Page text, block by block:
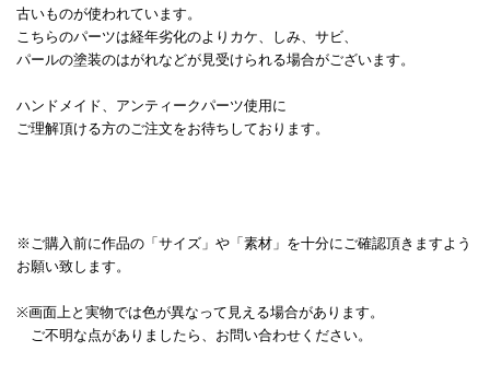
古いものが使われています。
こちらのパーツは経年劣化のよりカケ、しみ、サビ、
パールの塗装のはがれなどが見受けられる場合がございます。
ハンドメイド、アンティークパーツ使用に
ご理解頂ける方のご注文をお待ちしております。
※ご購入前に作品の「サイズ」や「素材」を十分にご確認頂きますよう
お願い致します。
※画面上と実物では色が異なって見える場合があります。
ご不明な点がありましたら、お問い合わせください。